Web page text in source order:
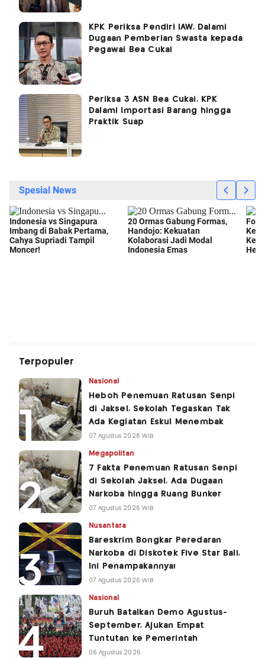
KPK Periksa Pendiri IAW, Dalami
Dugaan Pemberian Swasta kepada
Pegawai Bea Cukai
Periksa 3 ASN Bea Cukai, KPK
Dalami Importasi Barang hingga
Praktik Suap
Terpopuler
Nasional
Heboh Penemuan Ratusan Senpi
di Jaksel, Sekolah Tegaskan Tak
Ada Kegiatan Eskul Menembak
07 Agustus 2026 WIB
Megapolitan
7 Fakta Penemuan Ratusan Senpi
di Sekolah Jaksel, Ada Dugaan
Narkoba hingga Ruang Bunker
07 Agustus 2026 WIB
Nusantara
Bareskrim Bongkar Peredaran
Narkoba di Diskotek Five Star Bali,
Ini Penampakannya!
07 Agustus 2026 WIB
Nasional
Buruh Batalkan Demo Agustus-
September, Ajukan Empat
Tuntutan ke Pemerintah
06 Agustus 2026